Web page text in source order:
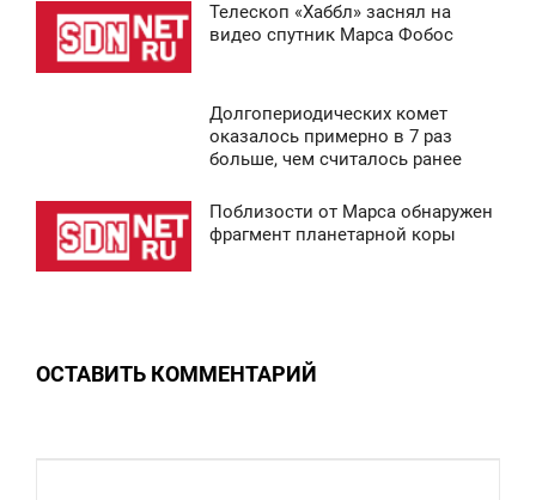
Телескоп «Хаббл» заснял на
видео спутник Марса Фобос
Долгопериодических комет
оказалось примерно в 7 раз
больше, чем считалось ранее
Поблизости от Марса обнаружен
фрагмент планетарной коры
ОСТАВИТЬ КОММЕНТАРИЙ